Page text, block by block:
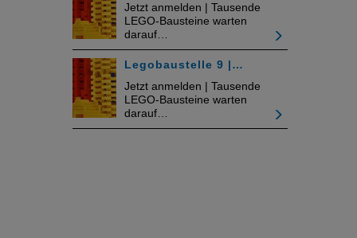
Jetzt anmelden | Tausende
LEGO-Bausteine warten
darauf…
Legobaustelle 9 |…
Jetzt anmelden | Tausende
LEGO-Bausteine warten
darauf…